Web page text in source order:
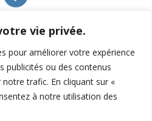
vie privée.
pour améliorer votre expérience
publicités ou des contenus
trafic. En cliquant sur «
à notre utilisation des
l’ARS : 74 93 10785
: 10009876342